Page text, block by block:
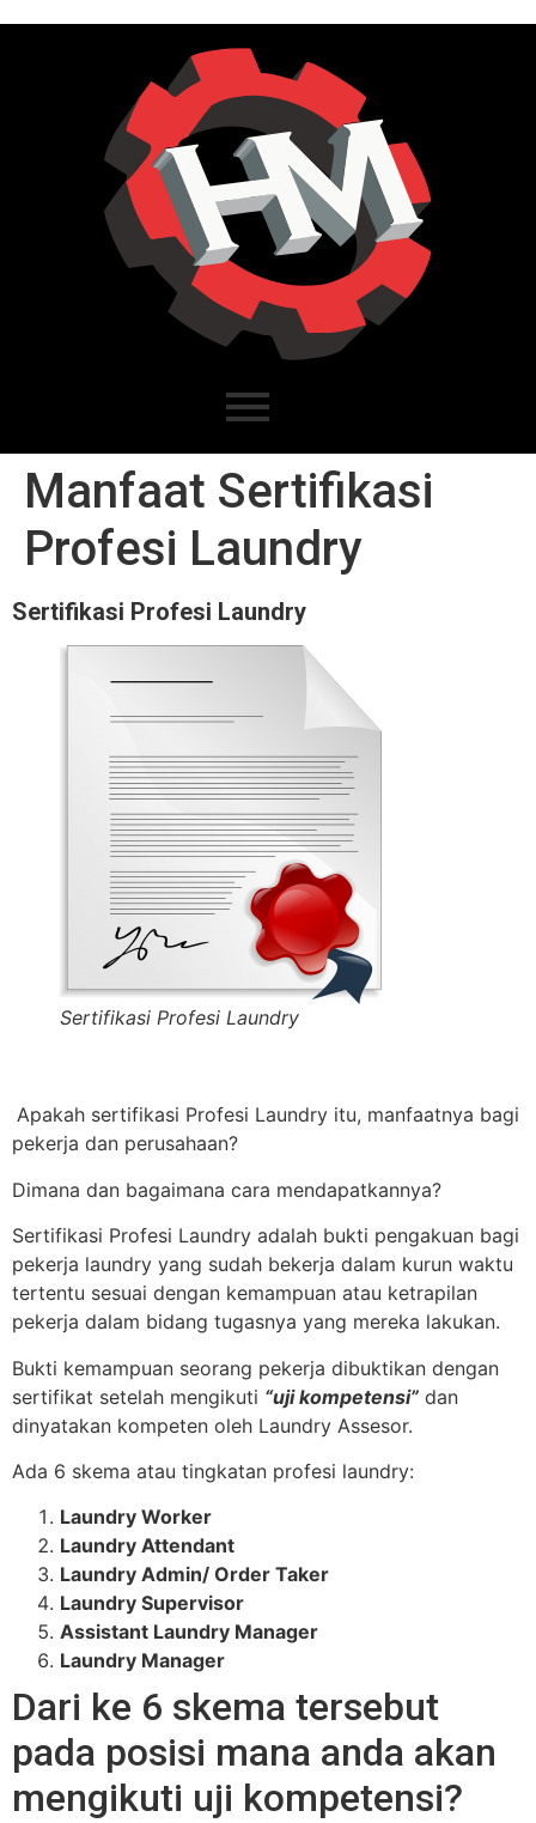
Manfaat Sertifikasi
Profesi Laundry
Sertifikasi Profesi Laundry
Sertifikasi Profesi Laundry
Apakah sertifikasi Profesi Laundry itu, manfaatnya bagi
pekerja dan perusahaan?
Dimana dan bagaimana cara mendapatkannya?
Sertifikasi Profesi Laundry adalah bukti pengakuan bagi
pekerja laundry yang sudah bekerja dalam kurun waktu
tertentu sesuai dengan kemampuan atau ketrapilan
pekerja dalam bidang tugasnya yang mereka lakukan.
Bukti kemampuan seorang pekerja dibuktikan dengan
sertifikat setelah mengikuti “uji kompetensi” dan
dinyatakan kompeten oleh Laundry Assesor.
Ada 6 skema atau tingkatan profesi laundry:
Laundry Worker
Laundry Attendant
Laundry Admin/ Order Taker
Laundry Supervisor
Assistant Laundry Manager
Laundry Manager
Dari ke 6 skema tersebut
pada posisi mana anda akan
mengikuti uji kompetensi?